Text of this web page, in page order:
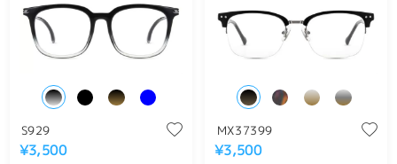
S929
¥3,500
MX37399
¥3,500